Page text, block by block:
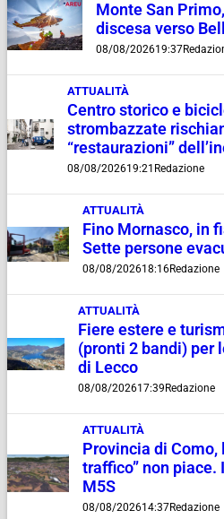
Monte San
discesa verso
08/08/202619:37
ATTUALITÀ
Centro storico e
strombazzate
“restaurazioni”
08/08/202619:21 Redazione
ATTUALITÀ
Fino Mornasco, in
Sette persone
08/08/202618:16Redazione
ATTUALITÀ
Fiere estere e
(pronti 2 bandi) per
di Lecco
08/08/202617:39 Redazione
ATTUALITÀ
Provincia di Como,
traffico” non piace.
M5S
08/08/202614:37Redazione